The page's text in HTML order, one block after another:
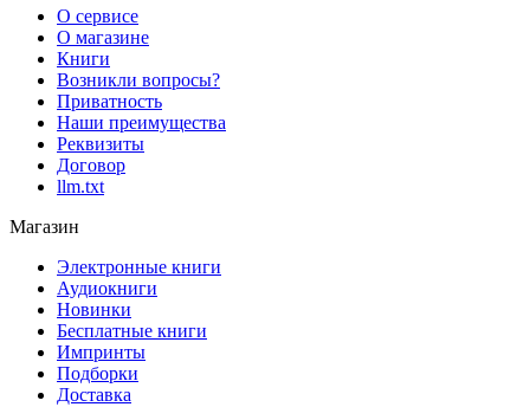
О сервисе
О магазине
Книги
Возникли вопросы?
Приватность
Наши преимущества
Реквизиты
Договор
llm.txt
Магазин
Электронные книги
Аудиокниги
Новинки
Бесплатные книги
Импринты
Подборки
Доставка